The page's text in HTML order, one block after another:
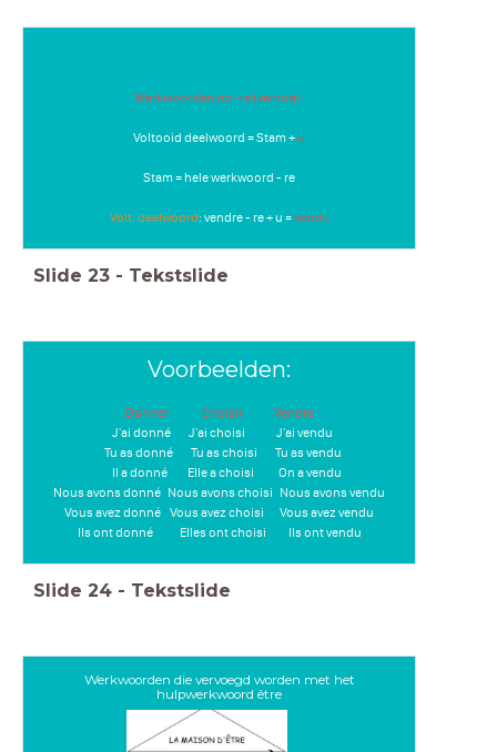
Werkwoorden op -re (vendre):
Voltooid deelwoord = Stam +u
Stam = hele werkwoord - re
Volt. deelwoord: vendre - re + u =vendu
Slide 23 - Tekstslide
Voorbeelden:
Donner Choisir Vendre
J'ai donné J'ai choisi J'ai vendu
Tu as donné Tu as choisi Tu as vendu
Il a donné Elle a choisi On a vendu
Nous avons donné Nous avons choisi Nous avons vendu
Vous avez donné Vous avez choisi Vous avez vendu
Ils ont donné Elles ont choisi Ils ont vendu
Slide 24 - Tekstslide
Werkwoorden die vervoegd worden met het
hulpwerkwoord être